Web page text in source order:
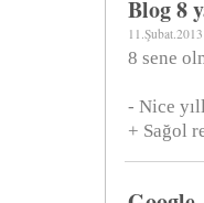
Blog 8
8 sene
- Nice
+ Sağol